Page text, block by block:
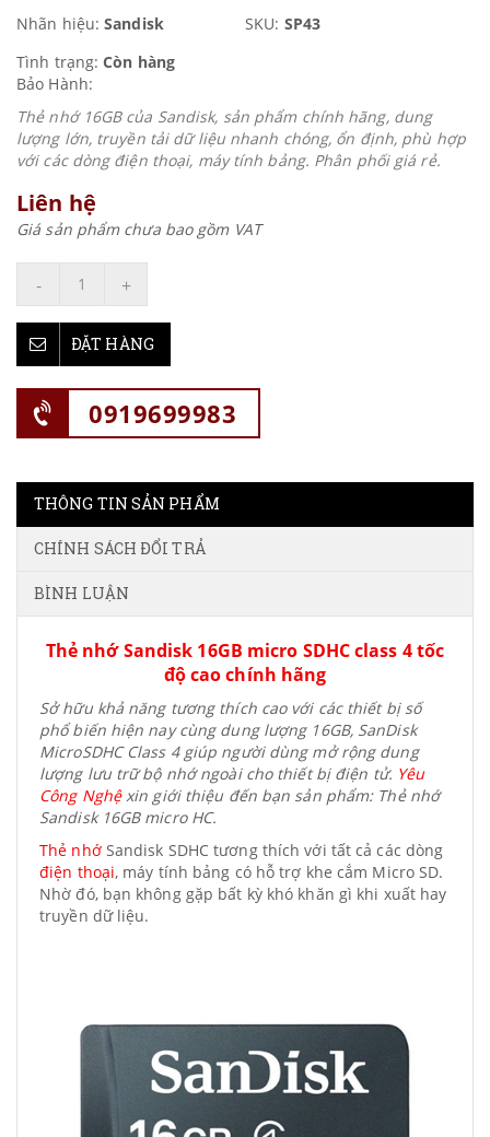
Nhãn hiệu: Sandisk SKU: SP43
Tình trạng: Còn hàng
Bảo Hành:
Thẻ nhớ 16GB của Sandisk, sản phẩm chính hãng, dung
lượng lớn, truyền tải dữ liệu nhanh chóng, ổn định, phù hợp
với các dòng điện thoại, máy tính bảng. Phân phối giá rẻ.
Liên hệ
Giá sản phẩm chưa bao gồm VAT
- +
ĐẶT HÀNG
0919699983
THÔNG TIN SẢN PHẨM
CHÍNH SÁCH ĐỔI TRẢ
BÌNH LUẬN
Thẻ nhớ Sandisk 16GB micro SDHC class 4 tốc
độ cao chính hãng
Sở hữu khả năng tương thích cao với các thiết bị số
phổ biến hiện nay cùng dung lượng 16GB, SanDisk
MicroSDHC Class 4 giúp người dùng mở rộng dung
lượng lưu trữ bộ nhớ ngoài cho thiết bị điện tử. Yêu
Công Nghệxin giới thiệu đến bạn sản phẩm: Thẻ nhớ
Sandisk 16GB micro HC.
Thẻ nhớSandisk SDHC tương thích với tất cả các dòng
điện thoại, máy tính bảng có hỗ trợ khe cắm Micro SD.
Nhờ đó, bạn không gặp bất kỳ khó khăn gì khi xuất hay
truyền dữ liệu.